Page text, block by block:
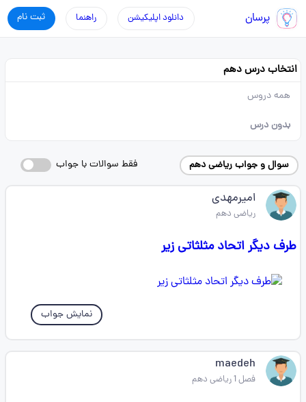
پرسان ثبت نام راهنما دانلود اپلیکیشن
انتخاب درس دهم
همه دروس
بدون درس
سوال و جواب ریاضی دهم فقط سوالات با جواب
امیرمهدی
ریاضی دهم
طرف دیگر اتحاد مثلثاتی زیر
نمایش جواب
maedeh
فصل 1 ریاضی دهم